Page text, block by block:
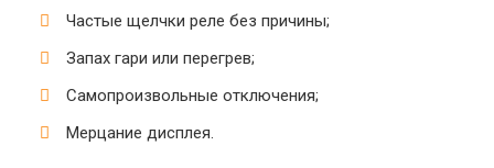
Частые щелчки реле без причины;
Запах гари или перегрев;
Самопроизвольные отключения;
Мерцание дисплея.